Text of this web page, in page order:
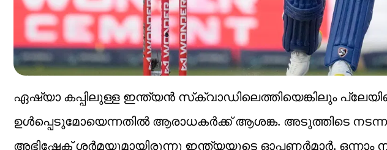
ഏഷ്യാ കപ്പിലുള്ള ഇന്ത്യന്‍ സ്‌ക്വാഡിലെത്തിയെങ്കിലും
ഉള്‍പ്പെടുമോയെന്നതില്‍ ആരാധകര്‍ക്ക് ആശങ്ക. അടുത്തിടെ നടന്ന
അഭിഷേക് ശര്‍മയുമായിരുന്നു ഇന്ത്യയുടെ ഓപ്പണര്‍മാര്‍. ഒന്നാം